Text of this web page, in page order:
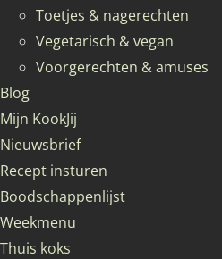
Toetjes & nagerechten
Vegetarisch & vegan
Voorgerechten & amuses
Blog
Mijn KookJij
Nieuwsbrief
Recept insturen
Boodschappenlijst
Weekmenu
Thuis koks